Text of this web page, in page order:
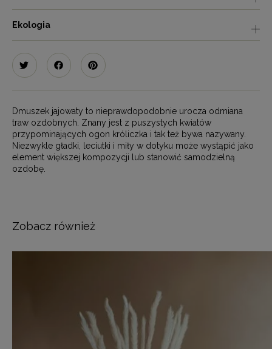
Ekologia
Dmuszek jajowaty to nieprawdopodobnie urocza odmiana
traw ozdobnych. Znany jest z puszystych kwiatów
przypominających ogon króliczka i tak też bywa nazywany.
Niezwykle gładki, leciutki i miły w dotyku może wystąpić jako
element większej kompozycji lub stanowić samodzielną
ozdobę.
Zobacz również